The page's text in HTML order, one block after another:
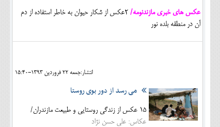
محیط زیست و گردشگری
خانه
عکس های خبری مازندنومه/
2عکس از شکار حیوان به خاطر استفاده از دم
آن در منطقه بلده نور
انتشار:جمعه 22 فروردين 1393-15:40
می رسد از دور بوی روستا
15 عکس از زندگی روستایی و طبیعت مازندران/
عکاس: علی حسن نژاد